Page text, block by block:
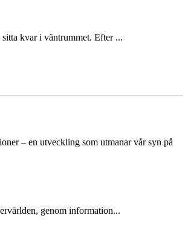
kvar i väntrummet. Efter ...
– en utveckling som utmanar vår syn på
genom information...